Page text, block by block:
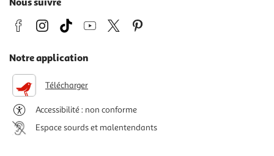
Notre application
Télécharger
Accessibilité : non conforme
Espace sourds et malentendants